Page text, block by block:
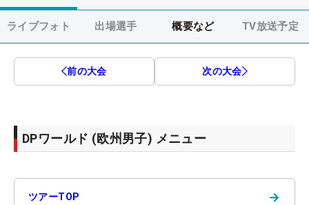
ライブフォト 出場選手 概要など TV放送予定
前の大会 次の大会
DPワールド (欧州男子) メニュー
ツアーTOP →